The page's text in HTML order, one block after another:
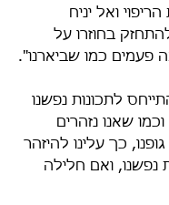
ואל יניח
בחוזרו על
כמו שביארנו".
לתכונות נפשנו
שאנו נזהרים
כך עלינו להיזהר
נפשנו, ואם חלילה